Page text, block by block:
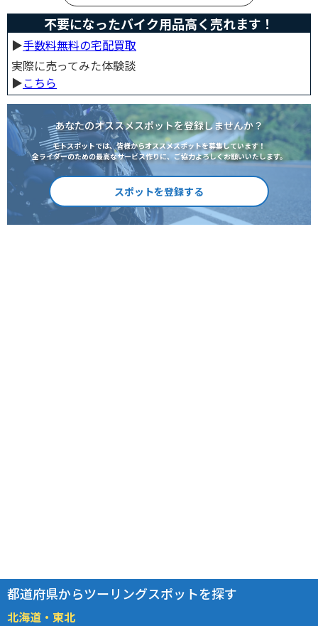
不要になったバイク用品高く売れます！
▶︎手数料無料の宅配買取
実際に売ってみた体験談
▶︎こちら
あなたのオススメスポットを登録しませんか？
モトスポットでは、皆様からオススメスポットを募集しています！
全ライダーのための最高なサービス作りに、ご協力よろしくお願いいたします。
スポットを登録する
都道府県からツーリングスポットを探す
北海道・東北